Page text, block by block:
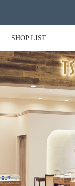
SHOP LIST